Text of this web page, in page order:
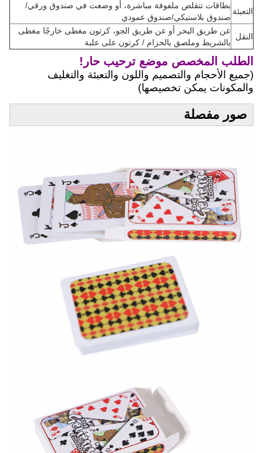
التعبئة
بطاقات تتقلص ملفوفة مباشرة، أو وضعت في صندوق ورقي/
صندوق بلاستيكي/صندوق عمودي
النقل
عن طريق البحر أو عن طريق الجو، كرتون مغطى خارجًا مغطى
بالشريط وملصق بالحزام / كرتون على علبة
الطلب المخصص موضع ترحيب حار!
(جميع الأحجام والتصميم واللون والتعبئة والتغليف
والمكونات يمكن تخصيصها)
صور مفصلة